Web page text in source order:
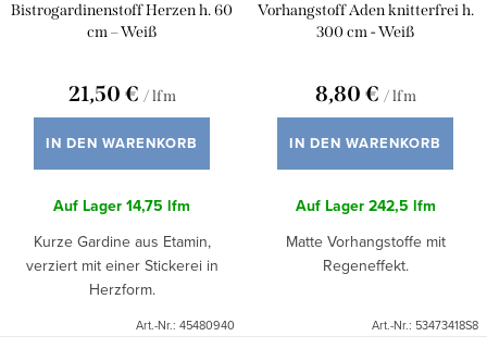
Bistrogardinenstoff Herzen h. 60
cm – Weiß
21,50 € / lfm
IN DEN WARENKORB
Auf Lager14,75 lfm
Kurze Gardine aus Etamin,
verziert mit einer Stickerei in
Herzform.
Art.-Nr.: 45480940
Vorhangstoff Aden knitterfrei h.
300 cm - Weiß
8,80 € / lfm
IN DEN WARENKORB
Auf Lager242,5 lfm
Matte Vorhangstoffe mit
Regeneffekt.
Art.-Nr.: 53473418S8